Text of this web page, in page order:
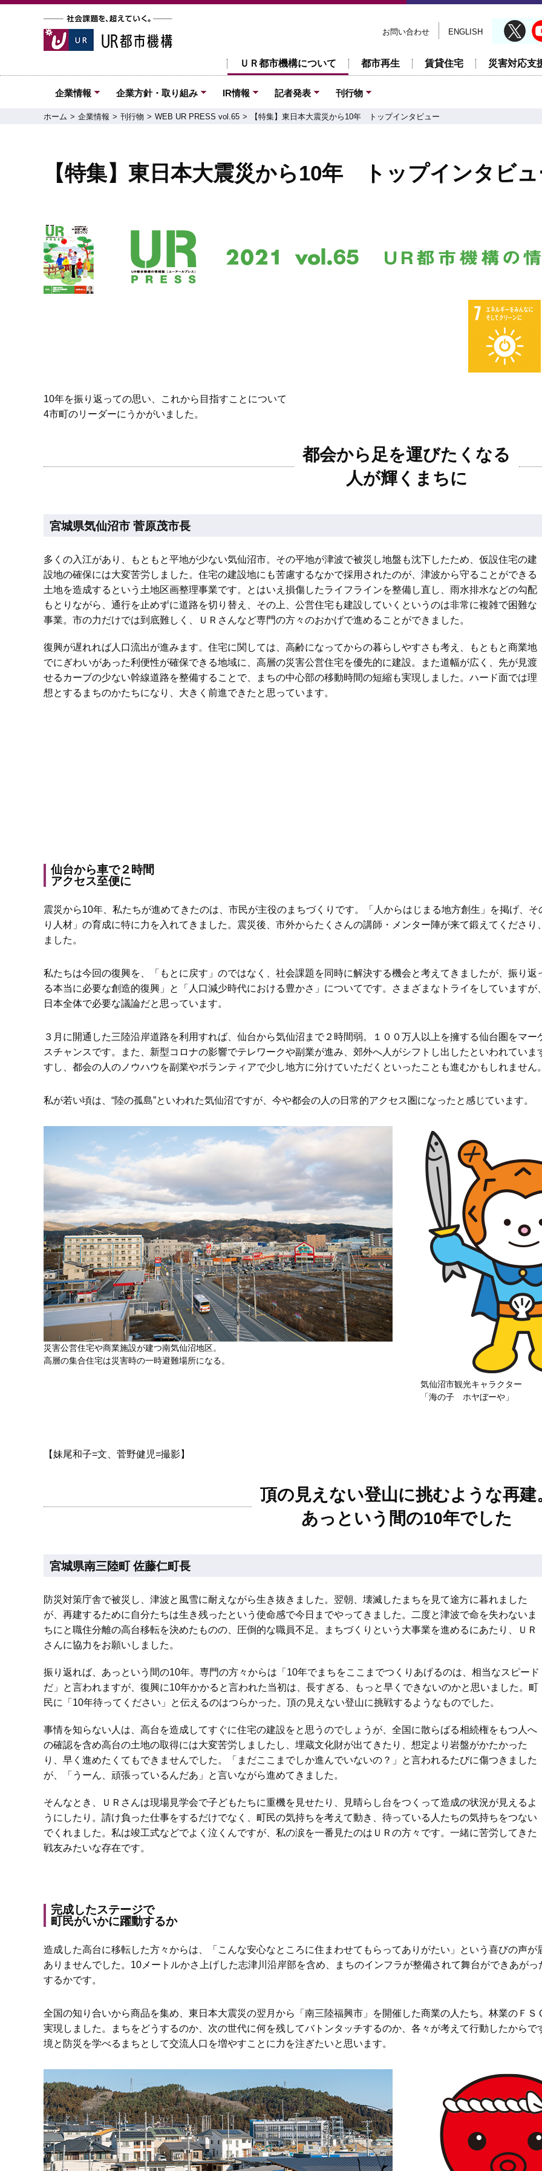
お問い合わせ ENGLISH
ＵＲ都市機構について 都市再生 賃貸住宅 災害対応支
企業情報 企業方針・取り組み IR情報 記者発表 刊行物
ホーム 企業情報 刊行物 WEB UR PRESS vol.65 【特集】東日本大震災から10年 トップインタビュー
【特集】東日本大震災から10年 トップインタビ
10年を振り返っての思い、これから目指すことについて
4市町のリーダーにうかがいました。
都会から足を運びたくなる
人が輝くまちに
宮城県気仙沼市 菅原茂市長
多くの入江があり、もともと平地が少ない気仙沼市。その平地が津波で被災し地盤も沈下したため、仮設住宅の建
設地の確保には大変苦労しました。住宅の建設地にも苦慮するなかで採用されたのが、津波から守ることができる
土地を造成するという土地区画整理事業です。とはいえ損傷したライフラインを整備し直し、雨水排水などの勾配
もとりながら、通行を止めずに道路を切り替え、その上、公営住宅も建設していくというのは非常に複雑で困難な
事業。市の力だけでは到底難しく、ＵＲさんなど専門の方々のおかげで進めることができました。
復興が遅れれば人口流出が進みます。住宅に関しては、高齢になってからの暮らしやすさも考え、もともと商業地
でにぎわいがあった利便性が確保できる地域に、高層の災害公営住宅を優先的に建設。また道幅が広く、先が見渡
せるカーブの少ない幹線道路を整備することで、まちの中心部の移動時間の短縮も実現しました。ハード面では理
想とするまちのかたちになり、大きく前進できたと思っています。
仙台から車で２時間
アクセス至便に
震災から10年、私たちが進めてきたのは、市民が主役のまちづくりです。「人からはじまる地方創生」を掲げ、
り人材」の育成に特に力を入れてきました。震災後、市外からたくさんの講師・メンター陣が来て鍛えてくださ
ました。
私たちは今回の復興を、「もとに戻す」のではなく、社会課題を同時に解決する機会と考えてきましたが、振り
る本当に必要な創造的復興」と「人口減少時代における豊かさ」についてです。さまざまなトライをしています
日本全体で必要な議論だと思っています。
３月に開通した三陸沿岸道路を利用すれば、仙台から気仙沼まで２時間弱。１００万人以上を擁する仙台圏をマ
スチャンスです。また、新型コロナの影響でテレワークや副業が進み、郊外へ人がシフトし出したといわれてい
すし、都会の人のノウハウを副業やボランティアで少し地方に分けていただくといったことも進むかもしれません
私が若い頃は、“陸の孤島”といわれた気仙沼ですが、今や都会の人の日常的アクセス圏になったと感じています。
災害公営住宅や商業施設が建つ南気仙沼地区。
高層の集合住宅は災害時の一時避難場所になる。
気仙沼市観光キャラクター
「海の子 ホヤぼーや」
【妹尾和子=文、菅野健児=撮影】
頂の見えない登山に挑むような再建
あっという間の10年でした
宮城県南三陸町 佐藤仁町長
防災対策庁舎で被災し、津波と風雪に耐えながら生き抜きました。翌朝、壊滅したまちを見て途方に暮れました
が、再建するために自分たちは生き残ったという使命感で今日までやってきました。二度と津波で命を失わないま
ちにと職住分離の高台移転を決めたものの、圧倒的な職員不足。まちづくりという大事業を進めるにあたり、ＵＲ
さんに協力をお願いしました。
振り返れば、あっという間の10年。専門の方々からは「10年でまちをここまでつくりあげるのは、相当なスピード
だ」と言われますが、復興に10年かかると言われた当初は、長すぎる、もっと早くできないのかと思いました。町
民に「10年待ってください」と伝えるのはつらかった。頂の見えない登山に挑戦するようなものでした。
事情を知らない人は、高台を造成してすぐに住宅の建設をと思うのでしょうが、全国に散らばる相続権をもつ人へ
の確認を含め高台の土地の取得には大変苦労しましたし、埋蔵文化財が出てきたり、想定より岩盤がかたかった
り、早く進めたくてもできませんでした。「まだここまでしか進んでいないの？」と言われるたびに傷つきました
が、「うーん、頑張っているんだあ」と言いながら進めてきました。
そんなとき、ＵＲさんは現場見学会で子どもたちに重機を見せたり、見晴らし台をつくって造成の状況が見えるよ
うにしたり。請け負った仕事をするだけでなく、町民の気持ちを考えて動き、待っている人たちの気持ちをつない
でくれました。私は竣工式などでよく泣くんですが、私の涙を一番見たのはＵＲの方々です。一緒に苦労してきた
戦友みたいな存在です。
完成したステージで
町民がいかに躍動するか
造成した高台に移転した方々からは、「こんな安心なところに住まわせてもらってありがたい」という喜びの声
ありませんでした。10メートルかさ上げした志津川沿岸部を含め、まちのインフラが整備されて舞台ができあが
するかです。
全国の知り合いから商品を集め、東日本大震災の翌月から「南三陸福興市」を開催した商業の人たち。林業のＦ
実現しました。まちをどうするのか、次の世代に何を残してバトンタッチするのか、各々が考えて行動したから
境と防災を学べるまちとして交流人口を増やすことに力を注ぎたいと思います。